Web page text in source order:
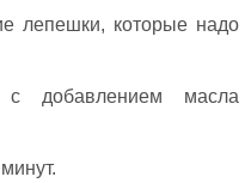
лепешки, которые надо
с добавлением масла